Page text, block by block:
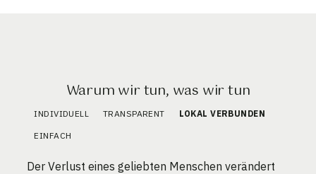
Warum wir tun, was wir tun
INDIVIDUELL TRANSPARENT LOKAL VERBUNDEN
EINFACH
Der Verlust eines geliebten Menschen verändert